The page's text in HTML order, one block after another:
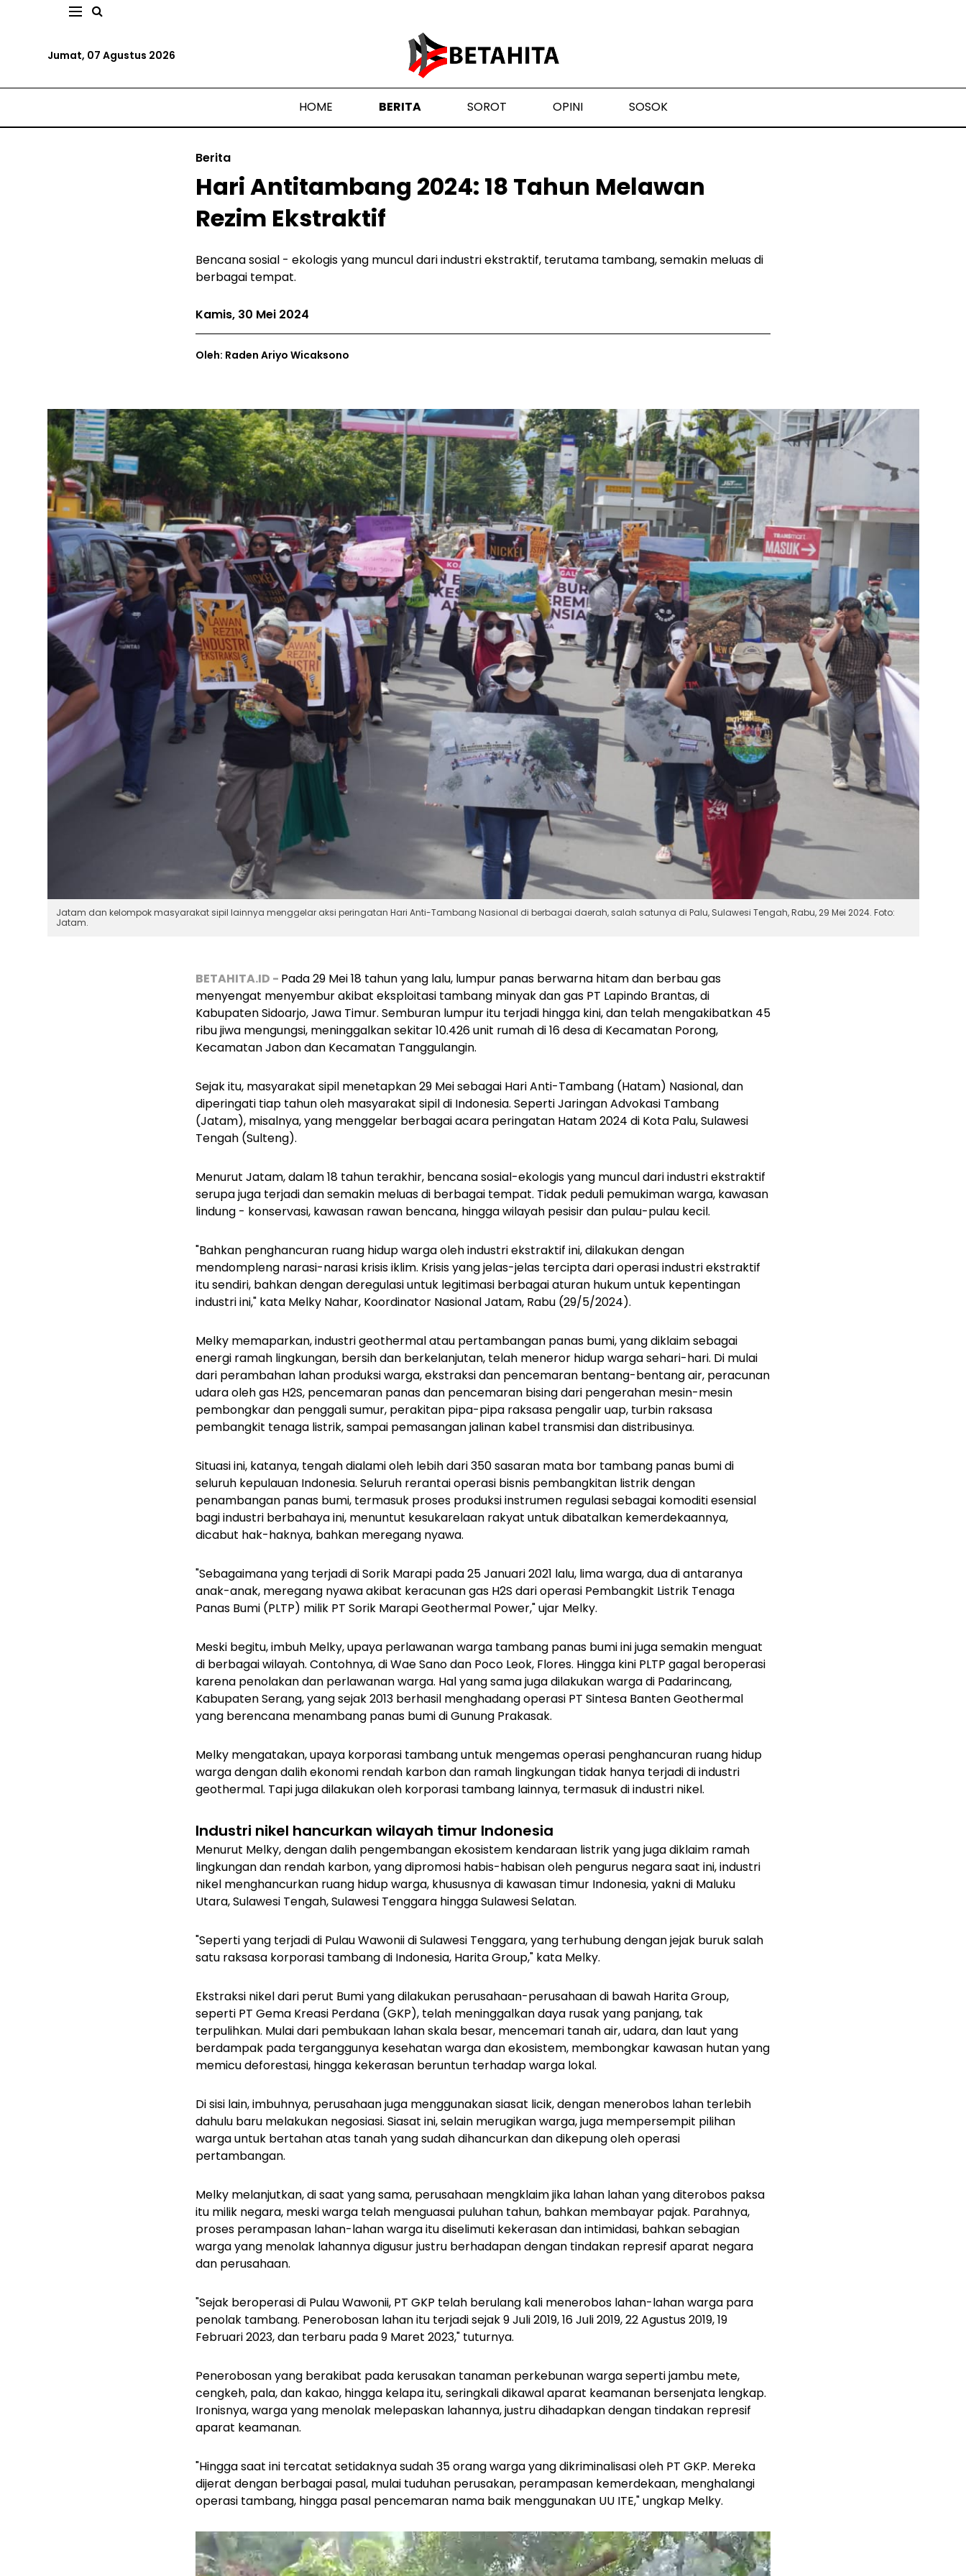
Jumat, 07 Agustus 2026
HOME BERITA SOROT OPINI SOSOK
Berita
Hari Antitambang 2024: 18 Tahun Melawan
Rezim Ekstraktif
Bencana sosial - ekologis yang muncul dari industri ekstraktif, terutama tambang, semakin meluas di
berbagai tempat.
Kamis, 30 Mei 2024
Oleh: Raden Ariyo Wicaksono
Jatam dan kelompok masyarakat sipil lainnya menggelar aksi peringatan Hari Anti-Tambang Nasional di berbagai daerah, salah satunya di Palu, Sulawesi Tengah, Rabu, 29 Mei 2024. Foto:
Jatam.
BETAHITA.ID - Pada 29 Mei 18 tahun yang lalu, lumpur panas berwarna hitam dan berbau gas
menyengat menyembur akibat eksploitasi tambang minyak dan gas PT Lapindo Brantas, di
Kabupaten Sidoarjo, Jawa Timur. Semburan lumpur itu terjadi hingga kini, dan telah mengakibatkan 45
ribu jiwa mengungsi, meninggalkan sekitar 10.426 unit rumah di 16 desa di Kecamatan Porong,
Kecamatan Jabon dan Kecamatan Tanggulangin.
Sejak itu, masyarakat sipil menetapkan 29 Mei sebagai Hari Anti-Tambang (Hatam) Nasional, dan
diperingati tiap tahun oleh masyarakat sipil di Indonesia. Seperti Jaringan Advokasi Tambang
(Jatam), misalnya, yang menggelar berbagai acara peringatan Hatam 2024 di Kota Palu, Sulawesi
Tengah (Sulteng).
Menurut Jatam, dalam 18 tahun terakhir, bencana sosial-ekologis yang muncul dari industri ekstraktif
serupa juga terjadi dan semakin meluas di berbagai tempat. Tidak peduli pemukiman warga, kawasan
lindung - konservasi, kawasan rawan bencana, hingga wilayah pesisir dan pulau-pulau kecil.
"Bahkan penghancuran ruang hidup warga oleh industri ekstraktif ini, dilakukan dengan
mendompleng narasi-narasi krisis iklim. Krisis yang jelas-jelas tercipta dari operasi industri ekstraktif
itu sendiri, bahkan dengan deregulasi untuk legitimasi berbagai aturan hukum untuk kepentingan
industri ini," kata Melky Nahar, Koordinator Nasional Jatam, Rabu (29/5/2024).
Melky memaparkan, industri geothermal atau pertambangan panas bumi, yang diklaim sebagai
energi ramah lingkungan, bersih dan berkelanjutan, telah meneror hidup warga sehari-hari. Di mulai
dari perambahan lahan produksi warga, ekstraksi dan pencemaran bentang-bentang air, peracunan
udara oleh gas H2S, pencemaran panas dan pencemaran bising dari pengerahan mesin-mesin
pembongkar dan penggali sumur, perakitan pipa-pipa raksasa pengalir uap, turbin raksasa
pembangkit tenaga listrik, sampai pemasangan jalinan kabel transmisi dan distribusinya.
Situasi ini, katanya, tengah dialami oleh lebih dari 350 sasaran mata bor tambang panas bumi di
seluruh kepulauan Indonesia. Seluruh rerantai operasi bisnis pembangkitan listrik dengan
penambangan panas bumi, termasuk proses produksi instrumen regulasi sebagai komoditi esensial
bagi industri berbahaya ini, menuntut kesukarelaan rakyat untuk dibatalkan kemerdekaannya,
dicabut hak-haknya, bahkan meregang nyawa.
"Sebagaimana yang terjadi di Sorik Marapi pada 25 Januari 2021 lalu, lima warga, dua di antaranya
anak-anak, meregang nyawa akibat keracunan gas H2S dari operasi Pembangkit Listrik Tenaga
Panas Bumi (PLTP) milik PT Sorik Marapi Geothermal Power," ujar Melky.
Meski begitu, imbuh Melky, upaya perlawanan warga tambang panas bumi ini juga semakin menguat
di berbagai wilayah. Contohnya, di Wae Sano dan Poco Leok, Flores. Hingga kini PLTP gagal beroperasi
karena penolakan dan perlawanan warga. Hal yang sama juga dilakukan warga di Padarincang,
Kabupaten Serang, yang sejak 2013 berhasil menghadang operasi PT Sintesa Banten Geothermal
yang berencana menambang panas bumi di Gunung Prakasak.
Melky mengatakan, upaya korporasi tambang untuk mengemas operasi penghancuran ruang hidup
warga dengan dalih ekonomi rendah karbon dan ramah lingkungan tidak hanya terjadi di industri
geothermal. Tapi juga dilakukan oleh korporasi tambang lainnya, termasuk di industri nikel.
Industri nikel hancurkan wilayah timur Indonesia
Menurut Melky, dengan dalih pengembangan ekosistem kendaraan listrik yang juga diklaim ramah
lingkungan dan rendah karbon, yang dipromosi habis-habisan oleh pengurus negara saat ini, industri
nikel menghancurkan ruang hidup warga, khususnya di kawasan timur Indonesia, yakni di Maluku
Utara, Sulawesi Tengah, Sulawesi Tenggara hingga Sulawesi Selatan.
"Seperti yang terjadi di Pulau Wawonii di Sulawesi Tenggara, yang terhubung dengan jejak buruk salah
satu raksasa korporasi tambang di Indonesia, Harita Group," kata Melky.
Ekstraksi nikel dari perut Bumi yang dilakukan perusahaan-perusahaan di bawah Harita Group,
seperti PT Gema Kreasi Perdana (GKP), telah meninggalkan daya rusak yang panjang, tak
terpulihkan. Mulai dari pembukaan lahan skala besar, mencemari tanah air, udara, dan laut yang
berdampak pada terganggunya kesehatan warga dan ekosistem, membongkar kawasan hutan yang
memicu deforestasi, hingga kekerasan beruntun terhadap warga lokal.
Di sisi lain, imbuhnya, perusahaan juga menggunakan siasat licik, dengan menerobos lahan terlebih
dahulu baru melakukan negosiasi. Siasat ini, selain merugikan warga, juga mempersempit pilihan
warga untuk bertahan atas tanah yang sudah dihancurkan dan dikepung oleh operasi
pertambangan.
Melky melanjutkan, di saat yang sama, perusahaan mengklaim jika lahan lahan yang diterobos paksa
itu milik negara, meski warga telah menguasai puluhan tahun, bahkan membayar pajak. Parahnya,
proses perampasan lahan-lahan warga itu diselimuti kekerasan dan intimidasi, bahkan sebagian
warga yang menolak lahannya digusur justru berhadapan dengan tindakan represif aparat negara
dan perusahaan.
"Sejak beroperasi di Pulau Wawonii, PT GKP telah berulang kali menerobos lahan-lahan warga para
penolak tambang. Penerobosan lahan itu terjadi sejak 9 Juli 2019, 16 Juli 2019, 22 Agustus 2019, 19
Februari 2023, dan terbaru pada 9 Maret 2023," tuturnya.
Penerobosan yang berakibat pada kerusakan tanaman perkebunan warga seperti jambu mete,
cengkeh, pala, dan kakao, hingga kelapa itu, seringkali dikawal aparat keamanan bersenjata lengkap.
Ironisnya, warga yang menolak melepaskan lahannya, justru dihadapkan dengan tindakan represif
aparat keamanan.
"Hingga saat ini tercatat setidaknya sudah 35 orang warga yang dikriminalisasi oleh PT GKP. Mereka
dijerat dengan berbagai pasal, mulai tuduhan perusakan, perampasan kemerdekaan, menghalangi
operasi tambang, hingga pasal pencemaran nama baik menggunakan UU ITE," ungkap Melky.